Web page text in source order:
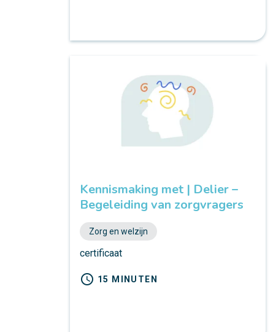
Kennismaking met | Delier –
Begeleiding van zorgvragers
Zorg en welzijn
certificaat
schedule 15 MINUTEN